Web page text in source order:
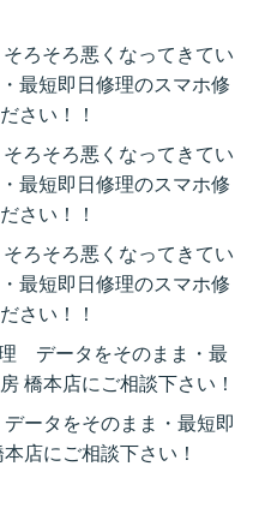
ろそろ悪くなってきてい
最短即日修理のスマホ修
さい！！
ろそろ悪くなってきてい
最短即日修理のスマホ修
さい！！
ろそろ悪くなってきてい
最短即日修理のスマホ修
さい！！
データをそのまま・最
橋本店にご相談下さい！
ータをそのまま・最短即
店にご相談下さい！